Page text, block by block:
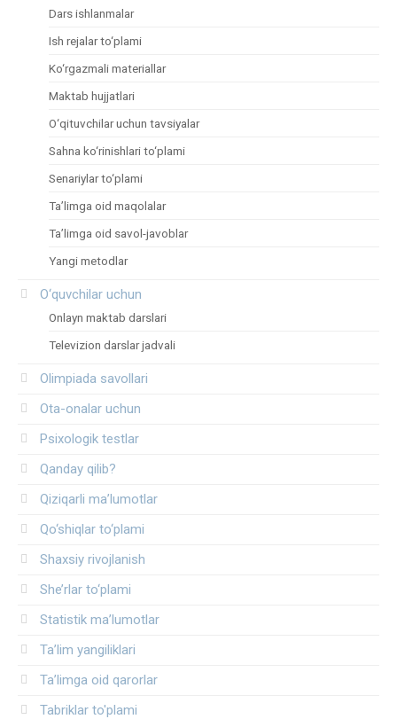
Dars ishlanmalar
Ish rejalar to‘plami
Ko‘rgazmali materiallar
Maktab hujjatlari
O‘qituvchilar uchun tavsiyalar
Sahna ko‘rinishlari to‘plami
Senariylar to‘plami
Ta’limga oid maqolalar
Ta’limga oid savol-javoblar
Yangi metodlar
O‘quvchilar uchun
Onlayn maktab darslari
Televizion darslar jadvali
Olimpiada savollari
Ota-onalar uchun
Psixologik testlar
Qanday qilib?
Qiziqarli ma’lumotlar
Qo‘shiqlar to‘plami
Shaxsiy rivojlanish
She’rlar to‘plami
Statistik ma’lumotlar
Ta’lim yangiliklari
Ta’limga oid qarorlar
Tabriklar to'plami